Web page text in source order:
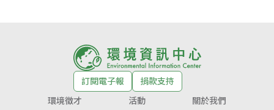
訂閱電子報
捐款支持
環境徵才
活動
關於我們